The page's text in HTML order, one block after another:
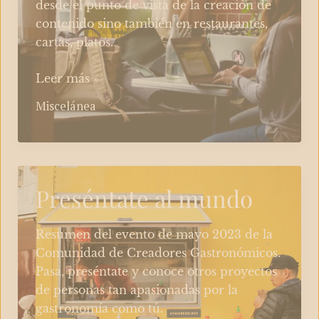
desde el punto de vista de la creación de
contenido sino también en restaurantes,
cartas, platos.
Evento
Cocina
Leer más »
Miscelánea
Preséntate al mundo
Resumen del evento de mayo 2023 de la
Comunidad de Creadores Gastronómicos.
Pasa, preséntate y conoce otros proyectos
de personas tan apasionadas por la
gastronomía como tú.